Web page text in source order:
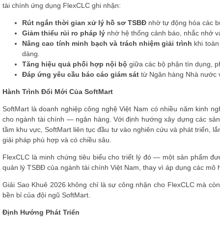
tài chính ứng dụng FlexCLC ghi nhận:
Rút ngắn thời gian xử lý hồ sơ TSBĐ nhờ tự động hóa các
Giảm thiểu rủi ro pháp lý nhờ hệ thống cảnh báo, nhắc nhở
Nâng cao tính minh bạch và trách nhiệm giải trình khi
dàng.
Tăng hiệu quả phối hợp nội bộ giữa các bộ phận tín dụng,
Đáp ứng yêu cầu báo cáo giám sát từ Ngân hàng Nhà nước
Hành Trình Đổi Mới Của SoftMart
SoftMart là doanh nghiệp công nghệ Việt Nam có nhiều năm kinh
cho ngành tài chính — ngân hàng. Với định hướng xây dựng các
tầm khu vực, SoftMart liên tục đầu tư vào nghiên cứu và phát triển,
giải pháp phù hợp và có chiều sâu.
FlexCLC là minh chứng tiêu biểu cho triết lý đó — một sản phẩm
quản lý TSBĐ của ngành tài chính Việt Nam, thay vì áp dụng các
Giải Sao Khuê 2026 không chỉ là sự công nhận cho FlexCLC mà
bền bỉ của đội ngũ SoftMart.
Định Hướng Phát Triển